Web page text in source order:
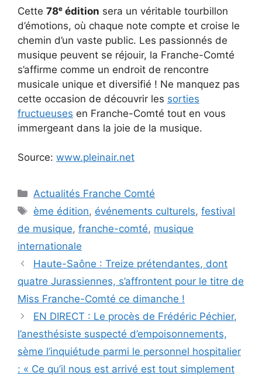
Cette 78ᵉ édition sera un véritable tourbillon
d’émotions, où chaque note compte et croise le
chemin d’un vaste public. Les passionnés de
musique peuvent se réjouir, la Franche-Comté
s’affirme comme un endroit de rencontre
musicale unique et diversifié ! Ne manquez pas
cette occasion de découvrir les sorties
fructueuses en Franche-Comté tout en vous
immergeant dans la joie de la musique.
Source: www.pleinair.net
Catégories
Actualités Franche Comté
Étiquettes
ème édition, événements culturels,festival
de musique, franche-comté, musique
internationale
Haute-Saône : Treize prétendantes, dont
quatre Jurassiennes, s’affrontent pour le titre de
Miss Franche-Comté ce dimanche !
EN DIRECT : Le procès de Frédéric Péchier,
l’anesthésiste suspecté d’empoisonnements,
sème l’inquiétude parmi le personnel hospitalier
: « Ce qu’il nous est arrivé est tout simplement